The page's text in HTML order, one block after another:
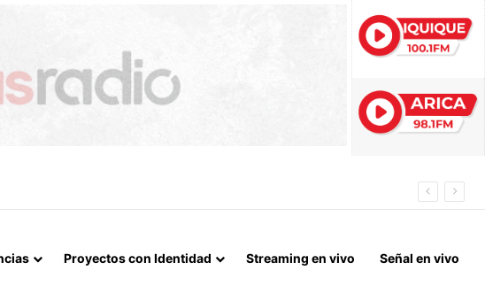
QUE MARCA EL CORAZÓN DE LA FIESTA DE SAN LORENZO
Proyectos con Identidad Streaming en vivo Señal en vivo